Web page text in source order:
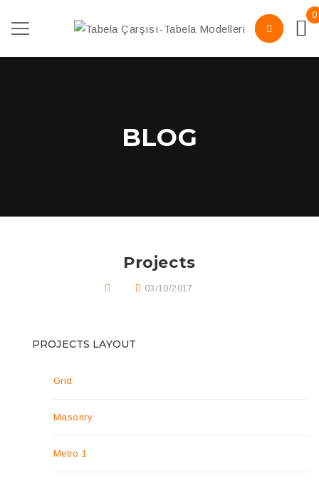
0
BLOG
Projects
03/10/2017
PROJECTS LAYOUT
Grid
Masonry
Metro 1